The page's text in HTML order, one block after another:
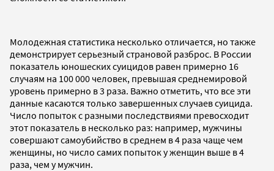
Молодежная статистика несколько отличается, но также
демонстрирует серьезный страновой разброс. В России
показатель юношеских суицидов равен примерно 16
случаям на 100 000 человек, превышая среднемировой
уровень примерно в 3 раза. Важно отметить, что все эти
данные касаются только завершенных случаев суицида.
Число попыток с разными последствиями превосходит
этот показатель в несколько раз: например, мужчины
совершают самоубийство в среднем в 4 раза чаще чем
женщины, но число самих попыток у женщин выше в 4
раза, чем у мужчин.